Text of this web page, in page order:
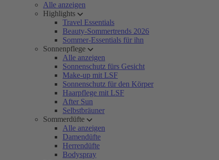
Alle anzeigen
Highlights
Travel Essentials
Beauty-Sommertrends 2026
Sommer-Essentials für ihn
Sonnenpflege
Alle anzeigen
Sonnenschutz fürs Gesicht
Make-up mit LSF
Sonnenschutz für den Körper
Haarpflege mit LSF
After Sun
Selbstbräuner
Sommerdüfte
Alle anzeigen
Damendüfte
Herrendüfte
Bodyspray